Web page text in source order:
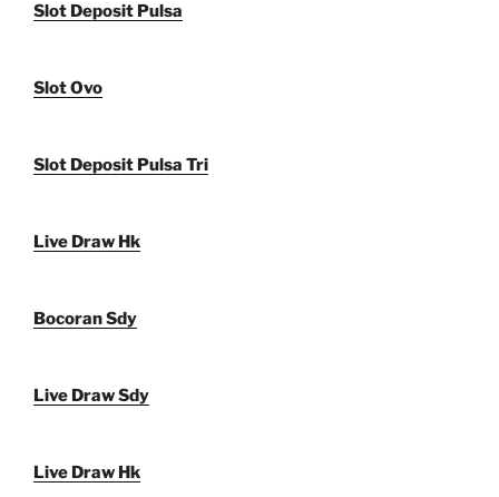
Slot Deposit Pulsa
Slot Ovo
Slot Deposit Pulsa Tri
Live Draw Hk
Bocoran Sdy
Live Draw Sdy
Live Draw Hk